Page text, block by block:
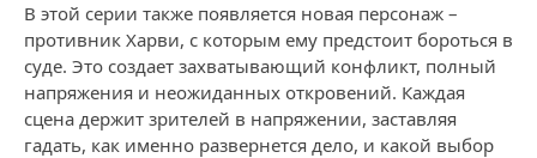
В этой серии также появляется новая персонаж –
противник Харви, с которым ему предстоит бороться в
суде. Это создает захватывающий конфликт, полный
напряжения и неожиданных откровений. Каждая
сцена держит зрителей в напряжении, заставляя
гадать, как именно развернется дело, и какой выбор